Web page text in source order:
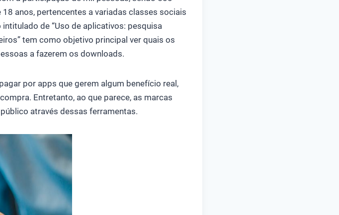
anos, pertencentes a variadas classes sociais
de “Uso de aplicativos: pesquisa
tem como objetivo principal ver quais os
a fazerem os downloads.
por apps que gerem algum benefício real,
Entretanto, ao que parece, as marcas
através dessas ferramentas.